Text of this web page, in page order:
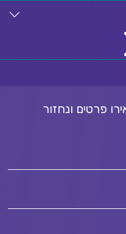
פרטים ונחזור